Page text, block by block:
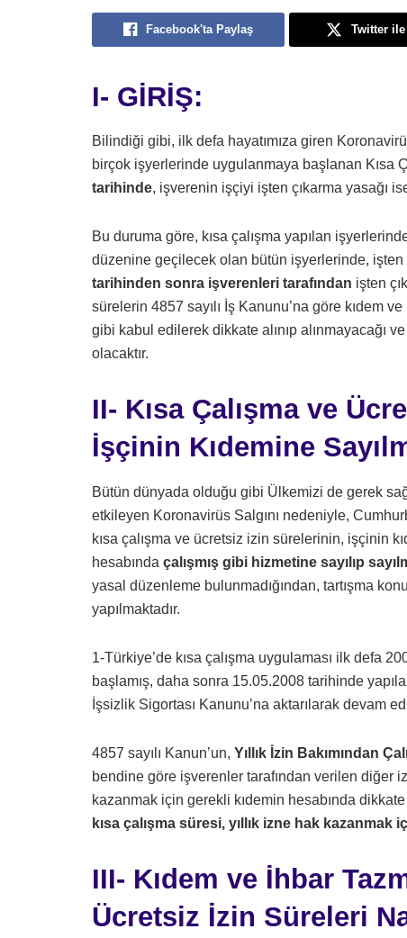
Facebook'ta Paylaş Twitter
I- GİRİŞ:
Bilindiği gibi, ilk defa hayatımıza giren
birçok işyerlerinde uygulanmaya başlanan Kısa
tarihinde, işverenin işçiyi işten çıkarma yasağı
Bu duruma göre, kısa çalışma yapılan
düzenine geçilecek olan bütün işyerlerinde, işten
tarihinden sonra işverenleri tarafından işten
sürelerin 4857 sayılı İş Kanunu’na göre kıdem
gibi kabul edilerek dikkate alınıp alınmayacağı
olacaktır.
II- Kısa Çalışma ve
İşçinin Kıdemine
Bütün dünyada olduğu gibi Ülkemizi de gerek
etkileyen Koronavirüs Salgını nedeniyle,
kısa çalışma ve ücretsiz izin sürelerinin, işçinin
hesabında çalışmış gibi hizmetine sayılıp
yasal düzenleme bulunmadığından, tartışma
yapılmaktadır.
1-Türkiye’de kısa çalışma uygulaması ilk defa
başlamış, daha sonra 15.05.2008 tarihinde
İşsizlik Sigortası Kanunu’na aktarılarak devam
4857 sayılı Kanun’un, Yıllık İzin Bakımından
bendine göre işverenler tarafından verilen diğer
kazanmak için gerekli kıdemin hesabında
kısa çalışma süresi, yıllık izne hak
III- Kıdem ve İhbar
Ücretsiz İzin Süreleri